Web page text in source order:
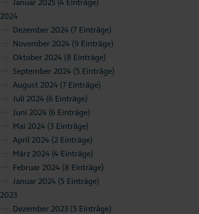
Januar 2025 (4 Einträge)
2024
Dezember 2024 (7 Einträge)
November 2024 (9 Einträge)
Oktober 2024 (8 Einträge)
September 2024 (5 Einträge)
August 2024 (7 Einträge)
Juli 2024 (6 Einträge)
Juni 2024 (6 Einträge)
Mai 2024 (3 Einträge)
April 2024 (2 Einträge)
März 2024 (4 Einträge)
Februar 2024 (8 Einträge)
Januar 2024 (5 Einträge)
2023
Dezember 2023 (5 Einträge)